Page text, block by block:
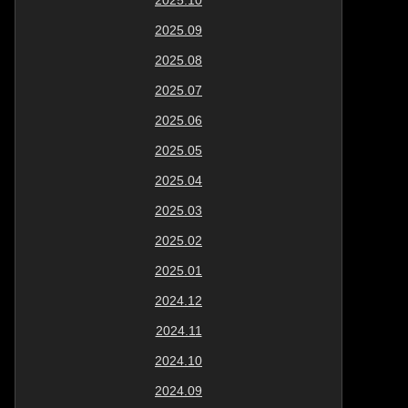
2025.09
2025.08
2025.07
2025.06
2025.05
2025.04
2025.03
2025.02
2025.01
2024.12
2024.11
2024.10
2024.09